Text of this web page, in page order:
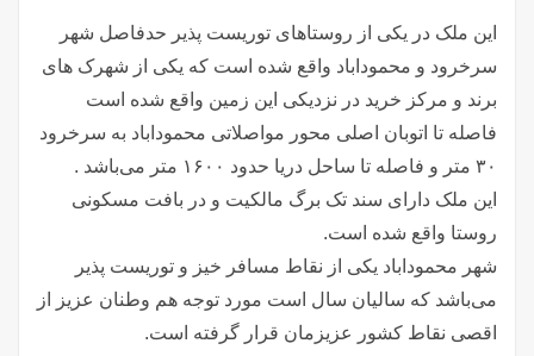
این ملک در یکی از روستاهای توریست پذیر حدفاصل شهر
سرخرود و محموداباد واقع شده است که یکی از شهرک های
برند و مرکز خرید در نزدیکی این زمین واقع شده است
فاصله تا اتوبان اصلی محور مواصلاتی محموداباد به سرخرود
۳۰ متر و فاصله تا ساحل دریا حدود ۱۶۰۰ متر می‌باشد .
این ملک دارای سند تک برگ مالکیت و در بافت مسکونی
روستا واقع شده است.
شهر محموداباد یکی از نقاط مسافر خیز و توریست پذیر
می‌باشد که سالیان سال است مورد توجه هم وطنان عزیز از
اقصی نقاط کشور عزیزمان قرار گرفته است.